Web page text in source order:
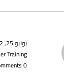
يونيو 25, 2022
Training
0 Comments